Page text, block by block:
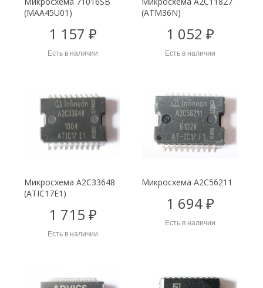
(MAA45U01)
1 157 ₽
Есть в наличии
(ATM36N)
1 052 ₽
Есть в наличии
Микросхема A2C33648
(ATIC17E1)
1 715 ₽
Есть в наличии
Микросхема A2C56211
1 694 ₽
Есть в наличии